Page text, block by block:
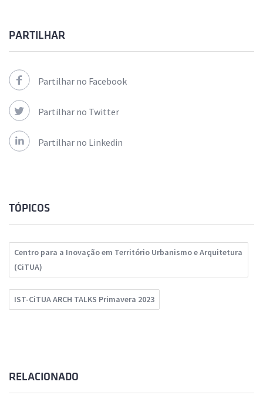
PARTILHAR
Partilhar no Facebook
Partilhar no Twitter
Partilhar no Linkedin
TÓPICOS
Centro para a Inovação em Território Urbanismo e Arquitetura
(CiTUA)
IST-CiTUA ARCH TALKS Primavera 2023
RELACIONADO